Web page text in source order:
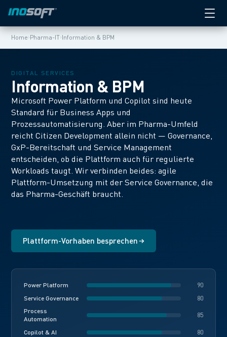
Home›Pharma-IT›Information & BPM
DIGITAL SERVICES
Information & BPM
Microsoft Power Platform und Copilot sind heute
Standard für Business Apps und
Prozessautomatisierung. Aber im Pharma-Umfeld
reicht Citizen Development allein nicht — Governance,
GxP-Bereitschaft und Service Management
entscheiden, ob die Plattform auch für regulierte
Workloads taugt. Wir verbinden beides: agile
Plattform-Umsetzung mit der Service Governance, die
das Pharma-Geschäft braucht.
Plattform-Vorhaben besprechen
Power Platform
90
Service Governance
80
Process
Automation
85
Copilot & AI 80